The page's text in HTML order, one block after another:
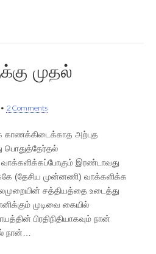
முதல்
• 2 Comments
காணக்கிடைக்காத அற்புத
பொதுத்தேர்தல்
வாக்களிக்கப்போகும் இரண்டாவது
(தேசிய முன்னணி) வாக்களிக்க
சத்தியத்தை உடைத்து
முடிவை கையில்
பிரதிநிதியாகவும் நான்
நான்…